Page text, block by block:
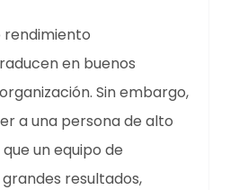
rendimiento
en buenos
Sin embargo,
a una persona de alto
un equipo de
resultados,